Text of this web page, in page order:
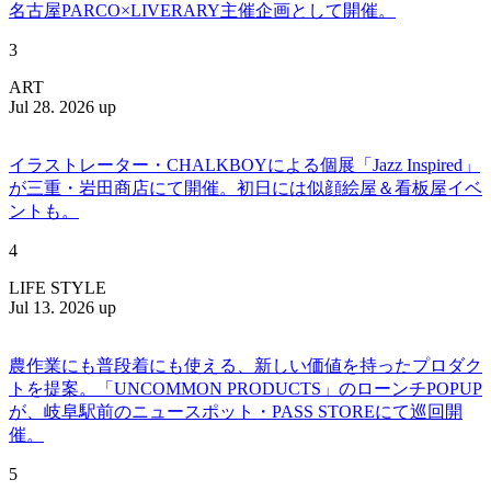
名古屋PARCO×LIVERARY主催企画として開催。
3
ART
Jul 28. 2026 up
イラストレーター・CHALKBOYによる個展「Jazz Inspired」
が三重・岩田商店にて開催。初日には似顔絵屋＆看板屋イベ
ントも。
4
LIFE STYLE
Jul 13. 2026 up
農作業にも普段着にも使える、新しい価値を持ったプロダク
トを提案。「UNCOMMON PRODUCTS」のローンチPOPUP
が、岐阜駅前のニュースポット・PASS STOREにて巡回開
催。
5